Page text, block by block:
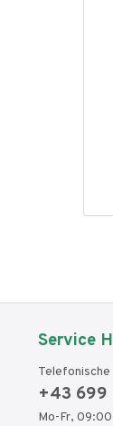
Service
+43 699
Mo-Fr,